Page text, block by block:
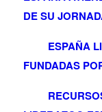
DE SU
ESPAÑA
FUNDADAS